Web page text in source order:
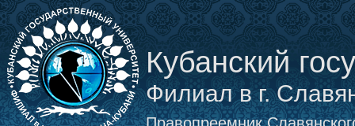
Кубанский
Филиал в г.